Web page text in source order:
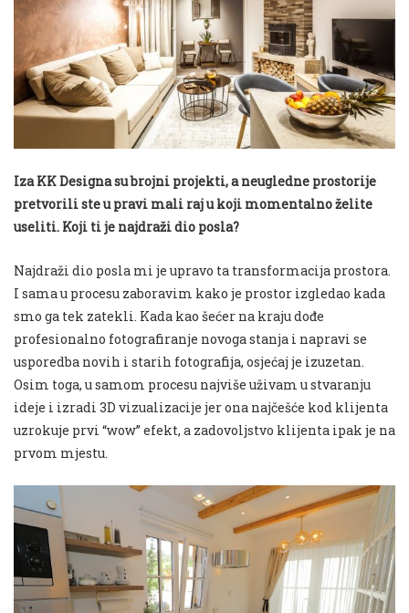
Iza KK Designa su brojni projekti, a neugledne prostorije
pretvorili ste u pravi mali raj u koji momentalno želite
useliti. Koji ti je najdraži dio posla?
Najdraži dio posla mi je upravo ta transformacija prostora.
I sama u procesu zaboravim kako je prostor izgledao kada
smo ga tek zatekli. Kada kao šećer na kraju dođe
profesionalno fotografiranje novoga stanja i napravi se
usporedba novih i starih fotografija, osjećaj je izuzetan.
Osim toga, u samom procesu najviše uživam u stvaranju
ideje i izradi 3D vizualizacije jer ona najčešće kod klijenta
uzrokuje prvi “wow” efekt, a zadovoljstvo klijenta ipak je na
prvom mjestu.